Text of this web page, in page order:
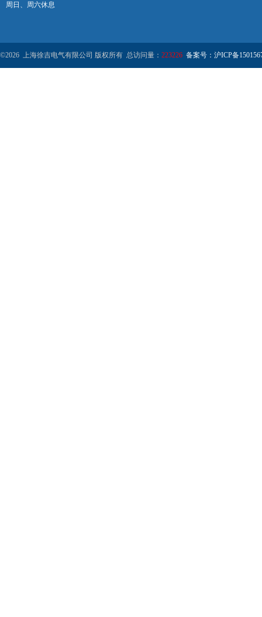
周日、周六休息
©2026 上海徐吉电气有限公司 版权所有 总访问量： 223226 备案号：沪ICP备